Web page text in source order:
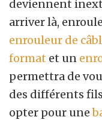
deviennent
arriver là,
enrouleur de
format et un
permettra de
des différents
opter pour une